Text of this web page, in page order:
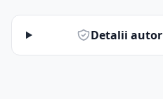
Detalii